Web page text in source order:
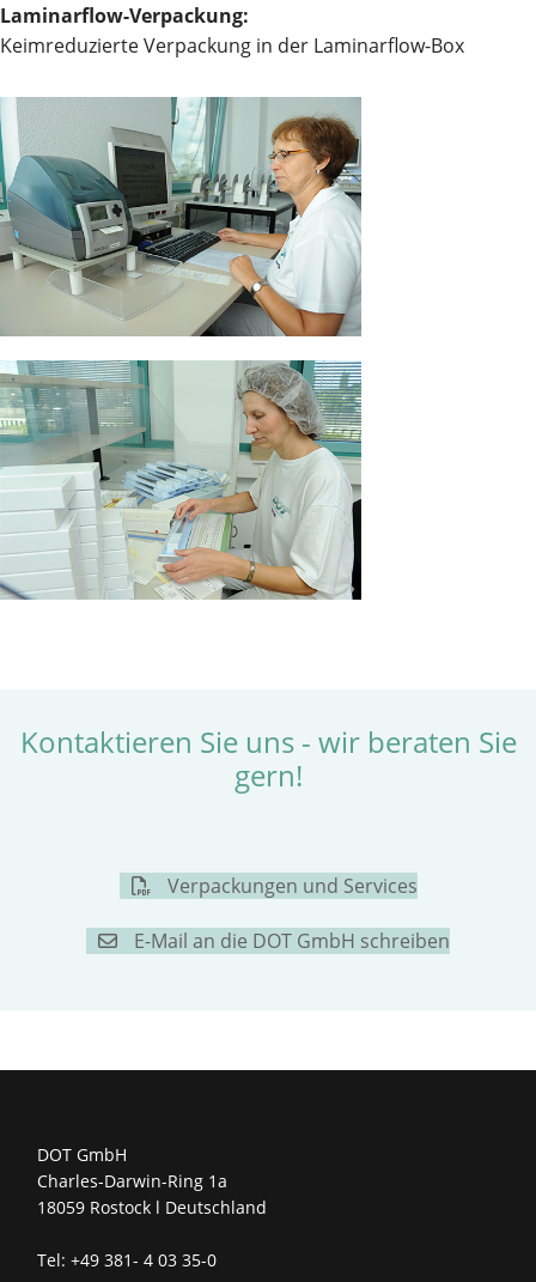
Laminarflow-Verpackung:
Keimreduzierte Verpackung in der Laminarflow-Box
Kontaktieren Sie uns - wir beraten Sie
gern!
Verpackungen und Services
E-Mail an die DOT GmbH schreiben
DOT GmbH
Charles-Darwin-Ring 1a
18059 Rostock l Deutschland
Tel: +49 381- 4 03 35-0